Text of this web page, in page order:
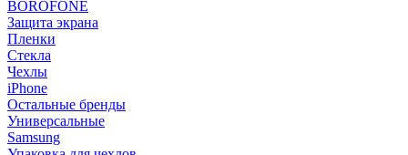
BOROFONE
Защита экрана
Пленки
Стекла
Чехлы
iPhone
Остальные бренды
Универсальные
Samsung